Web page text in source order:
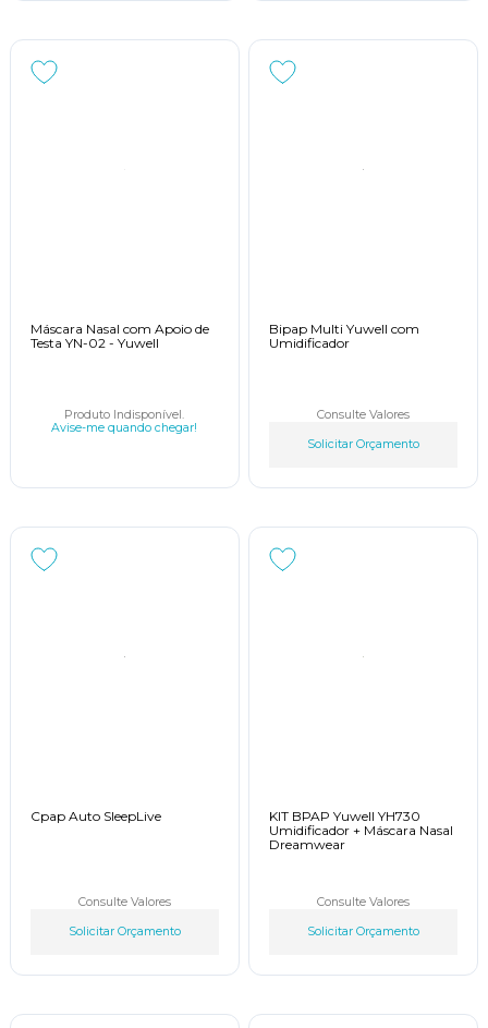
Máscara Nasal com Apoio de
Testa YN-02 - Yuwell
Produto Indisponível.
Avise-me quando chegar!
Bipap Multi Yuwell com
Umidificador
Consulte Valores
Solicitar Orçamento
Cpap Auto SleepLive
Consulte Valores
Solicitar Orçamento
KIT BPAP Yuwell YH730
Umidificador + Máscara Nasal
Dreamwear
Consulte Valores
Solicitar Orçamento